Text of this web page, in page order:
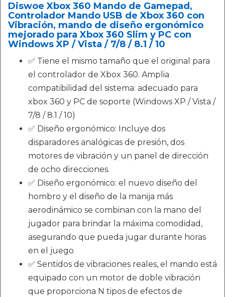
Diswoe Xbox 360 Mando de Gamepad,
Controlador Mando USB de Xbox 360 con
Vibración, mando de diseño ergonómico
mejorado para Xbox 360 Slim y PC con
Windows XP / Vista / 7/8 / 8.1 / 10
✅ Tiene el mismo tamaño que el original para
el controlador de Xbox 360. Amplia
compatibilidad del sistema: adecuado para
xbox 360 y PC de soporte (Windows XP / Vista /
7/8 / 8.1 / 10)
✅ Diseño ergonómico: Incluye dos
disparadores analógicas de presión, dos
motores de vibración y un panel de dirección
de ocho direcciones.
✅ Diseño ergonómico: el nuevo diseño del
hombro y el diseño de la manija más
aerodinámico se combinan con la mano del
jugador para brindar la máxima comodidad,
asegurando que pueda jugar durante horas
en el juego
✅ Sentidos de vibraciones reales, el mando está
equipado con un motor de doble vibración
que proporciona N tipos de efectos de